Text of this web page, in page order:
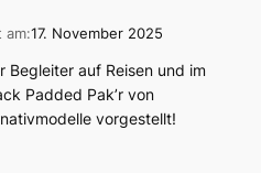
am:17. November 2025
Begleiter auf Reisen und im
Padded Pak’r von
vorgestellt!